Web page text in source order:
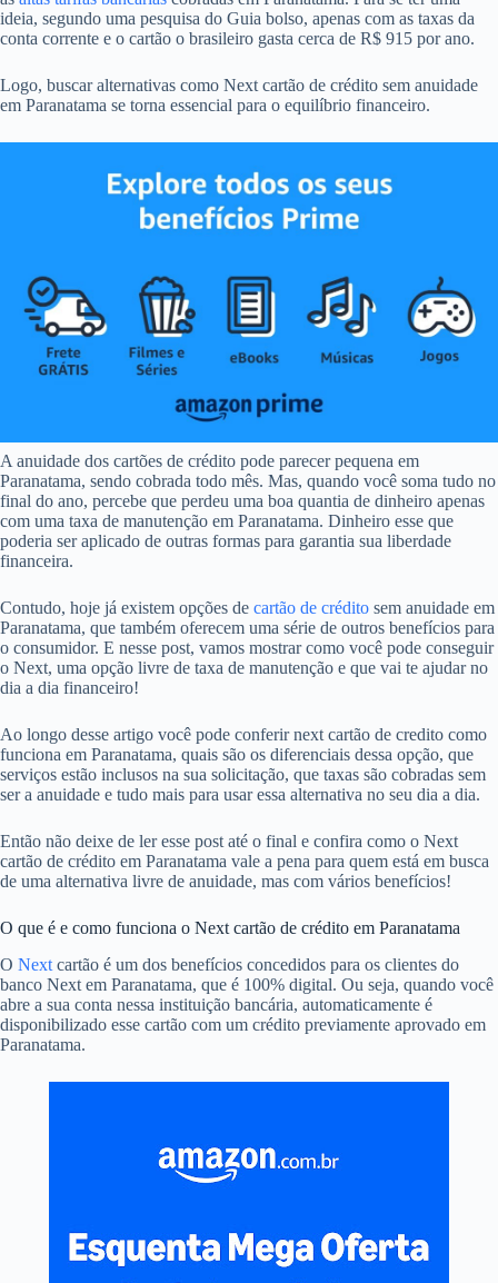
ideia, segundo uma pesquisa do Guia bolso, apenas com as taxas da
conta corrente e o cartão o brasileiro gasta cerca de R$ 915 por ano.
Logo, buscar alternativas como Next cartão de crédito sem anuidade
em Paranatama se torna essencial para o equilíbrio financeiro.
A anuidade dos cartões de crédito pode parecer pequena em
Paranatama, sendo cobrada todo mês. Mas, quando você soma tudo no
final do ano, percebe que perdeu uma boa quantia de dinheiro apenas
com uma taxa de manutenção em Paranatama. Dinheiro esse que
poderia ser aplicado de outras formas para garantia sua liberdade
financeira.
Contudo, hoje já existem opções de cartão de crédito sem anuidade em
Paranatama, que também oferecem uma série de outros benefícios para
o consumidor. E nesse post, vamos mostrar como você pode conseguir
o Next, uma opção livre de taxa de manutenção e que vai te ajudar no
dia a dia financeiro!
Ao longo desse artigo você pode conferir next cartão de credito como
funciona em Paranatama, quais são os diferenciais dessa opção, que
serviços estão inclusos na sua solicitação, que taxas são cobradas sem
ser a anuidade e tudo mais para usar essa alternativa no seu dia a dia.
Então não deixe de ler esse post até o final e confira como o Next
cartão de crédito em Paranatama vale a pena para quem está em busca
de uma alternativa livre de anuidade, mas com vários benefícios!
O que é e como funciona o Next cartão de crédito em Paranatama
O Next cartão é um dos benefícios concedidos para os clientes do
banco Next em Paranatama, que é 100% digital. Ou seja, quando você
abre a sua conta nessa instituição bancária, automaticamente é
disponibilizado esse cartão com um crédito previamente aprovado em
Paranatama.